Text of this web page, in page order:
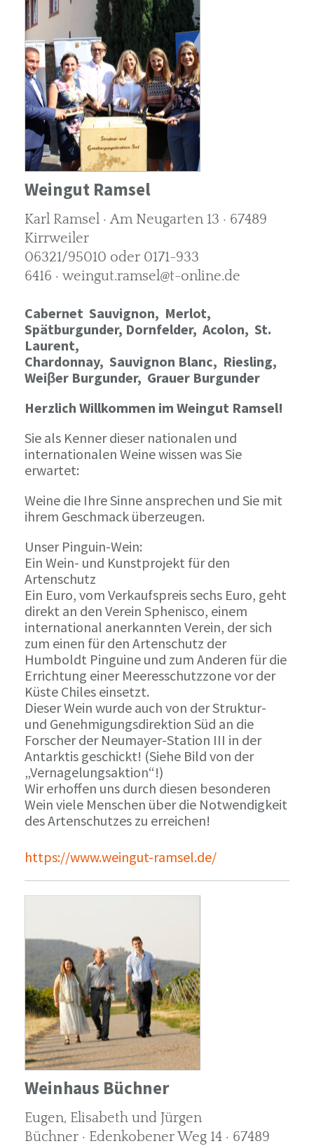
Weingut Ramsel
Karl Ramsel · Am Neugarten 13 · 67489
Kirrweiler
06321/95010 oder 0171-933
6416 · weingut.ramsel@t-online.de
Cabernet Sauvignon, Merlot,
Spätburgunder, Dornfelder, Acolon, St.
Laurent,
Chardonnay, Sauvignon Blanc, Riesling,
Weiβer Burgunder, Grauer Burgunder
Herzlich Willkommen im Weingut Ramsel!
Sie als Kenner dieser nationalen und
internationalen Weine wissen was Sie
erwartet:
Weine die Ihre Sinne ansprechen und Sie mit
ihrem Geschmack überzeugen.
Unser Pinguin-Wein:
Ein Wein- und Kunstprojekt für den
Artenschutz
Ein Euro, vom Verkaufspreis sechs Euro, geht
direkt an den Verein Sphenisco, einem
international anerkannten Verein, der sich
zum einen für den Artenschutz der
Humboldt Pinguine und zum Anderen für die
Errichtung einer Meeresschutzzone vor der
Küste Chiles einsetzt.
Dieser Wein wurde auch von der Struktur-
und Genehmigungsdirektion Süd an die
Forscher der Neumayer-Station III in der
Antarktis geschickt! (Siehe Bild von der
„Vernagelungsaktion“!)
Wir erhoffen uns durch diesen besonderen
Wein viele Menschen über die Notwendigkeit
des Artenschutzes zu erreichen!
https://www.weingut-ramsel.de/
Weinhaus Büchner
Eugen, Elisabeth und Jürgen
Büchner · Edenkobener Weg 14 · 67489